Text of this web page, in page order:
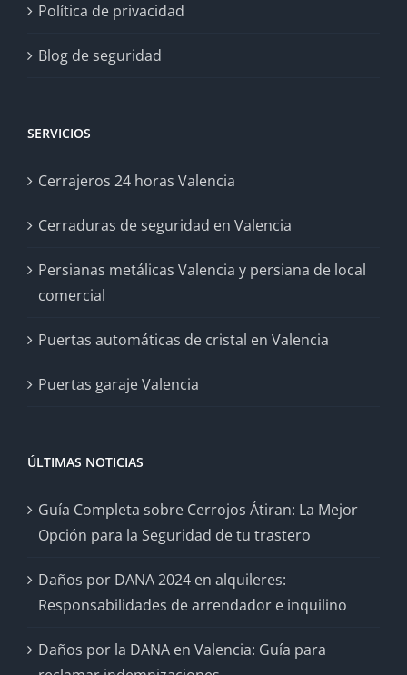
Política de privacidad
Blog de seguridad
SERVICIOS
Cerrajeros 24 horas Valencia
Cerraduras de seguridad en Valencia
Persianas metálicas Valencia y persiana de local
comercial
Puertas automáticas de cristal en Valencia
Puertas garaje Valencia
ÚLTIMAS NOTICIAS
Guía Completa sobre Cerrojos Átiran: La Mejor
Opción para la Seguridad de tu trastero
Daños por DANA 2024 en alquileres:
Responsabilidades de arrendador e inquilino
Daños por la DANA en Valencia: Guía para